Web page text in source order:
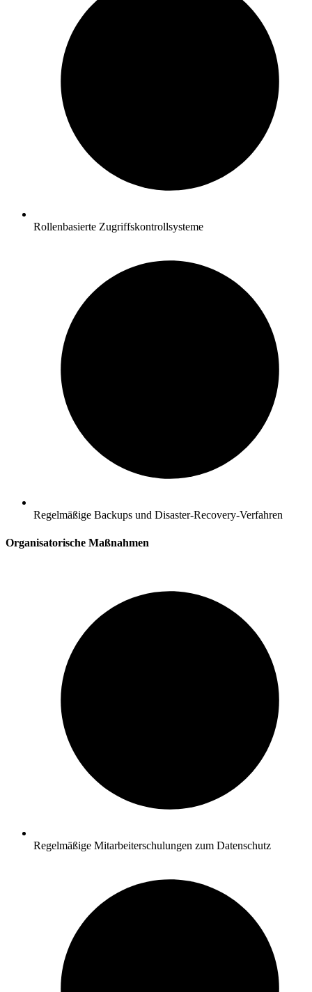
Rollenbasierte Zugriffskontrollsysteme
Regelmäßige Backups und Disaster-Recovery-Verfahren
Organisatorische Maßnahmen
Regelmäßige Mitarbeiterschulungen zum Datenschutz